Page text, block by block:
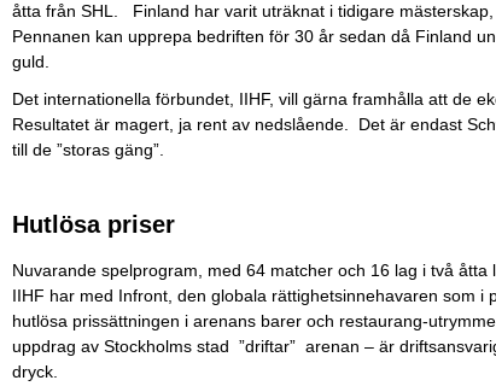
åtta från SHL. Finland har varit uträknat i tidigare
Pennanen kan upprepa bedriften för 30 år sedan då Finland
guld.
Det internationella förbundet, IIHF, vill gärna framhålla att de
Resultatet är magert, ja rent av nedslående. Det är endast
till de ”storas gäng”.
Hutlösa priser
Nuvarande spelprogram, med 64 matcher och 16 lag i två
IIHF har med Infront, den globala rättighetsinnehavaren som i
hutlösa prissättningen i arenans barer och restaurang-
uppdrag av Stockholms stad ”driftar” arenan – är
dryck.